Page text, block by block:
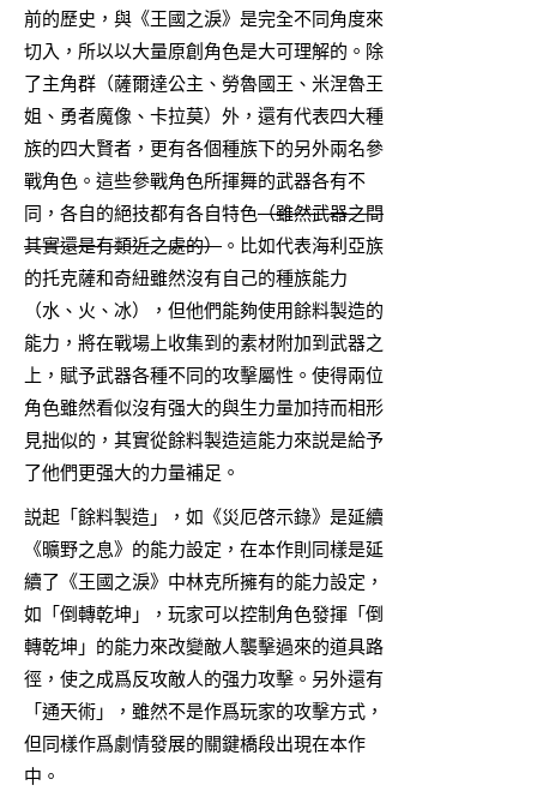
前的歷史，與《王國之淚》是完全不同角度來
切入，所以以大量原創角色是大可理解的。除
了主角群（薩爾達公主、勞魯國王、米涅魯王
姐、勇者魔像、卡拉莫）外，還有代表四大種
族的四大賢者，更有各個種族下的另外兩名參
戰角色。這些參戰角色所揮舞的武器各有不
同，各自的絕技都有各自特色（雖然武器之間
其實還是有類近之處的） 。比如代表海利亞族
的托克薩和奇紐雖然沒有自己的種族能力
（水、火、冰），但他們能夠使用餘料製造的
能力，將在戰場上收集到的素材附加到武器之
上，賦予武器各種不同的攻擊屬性。使得兩位
角色雖然看似沒有强大的與生力量加持而相形
見拙似的，其實從餘料製造這能力來説是給予
了他們更强大的力量補足。
説起「餘料製造」，如《災厄啓示錄》是延續
《曠野之息》的能力設定，在本作則同樣是延
續了《王國之淚》中林克所擁有的能力設定，
如「倒轉乾坤」，玩家可以控制角色發揮「倒
轉乾坤」的能力來改變敵人襲擊過來的道具路
徑，使之成爲反攻敵人的强力攻擊。另外還有
「通天術」，雖然不是作爲玩家的攻擊方式，
但同樣作爲劇情發展的關鍵橋段出現在本作
中。